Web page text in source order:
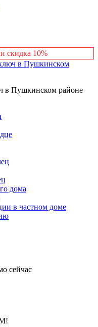
скидка 10%
в Пушкинском районе
дома
в частном доме
сейчас